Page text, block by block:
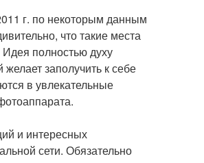
г. по некоторым данным
что такие места
полностью духу
заполучить к себе
в увлекательные
и интересных
сети. Обязательно